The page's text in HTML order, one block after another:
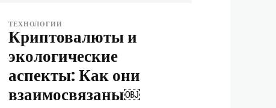
ТЕХНОЛОГИИ
Криптовалюты и
экологические
аспекты: Как они
взаимосвязаны￼